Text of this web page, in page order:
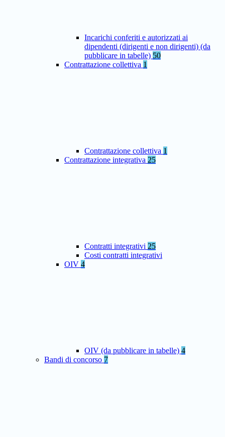
Incarichi conferiti e autorizzati ai
dipendenti (dirigenti e non dirigenti) (da
pubblicare in tabelle) 50
Contrattazione collettiva 1
Contrattazione collettiva 1
Contrattazione integrativa 25
Contratti integrativi 25
Costi contratti integrativi
OIV 4
OIV (da pubblicare in tabelle) 4
Bandi di concorso 7